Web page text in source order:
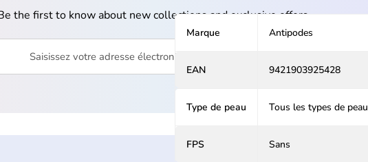
Marque Antipodes
EAN 9421903925428
Type de peau Tous les types de peau
FPS Sans
the first to know about new collections and exclusive offers.
votre adresse électronique